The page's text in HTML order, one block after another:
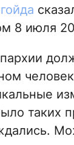
8 июля
таких